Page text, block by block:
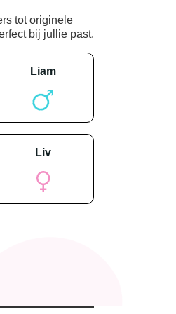
tot originele
bij jullie past.
liam
liv